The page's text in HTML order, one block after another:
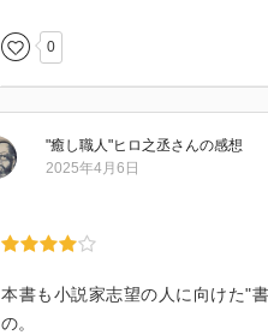
0
"癒し職人"ヒロ之丞さんの感想
2025年4月6日
本書も小説家志望の人に向けた"
の。